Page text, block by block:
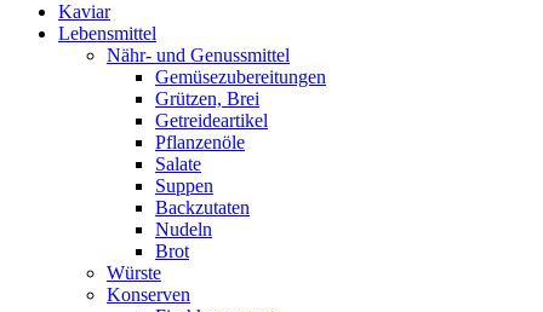
Kaviar
Lebensmittel
Nähr- und Genussmittel
Gemüsezubereitungen
Grützen, Brei
Getreideartikel
Pflanzenöle
Salate
Suppen
Backzutaten
Nudeln
Brot
Würste
Konserven